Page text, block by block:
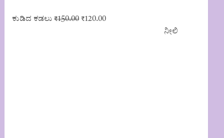
ಕುಡಿದ ಕಡಲು ₹150.00 Original
₹120.00Current
ನೀಲಿ